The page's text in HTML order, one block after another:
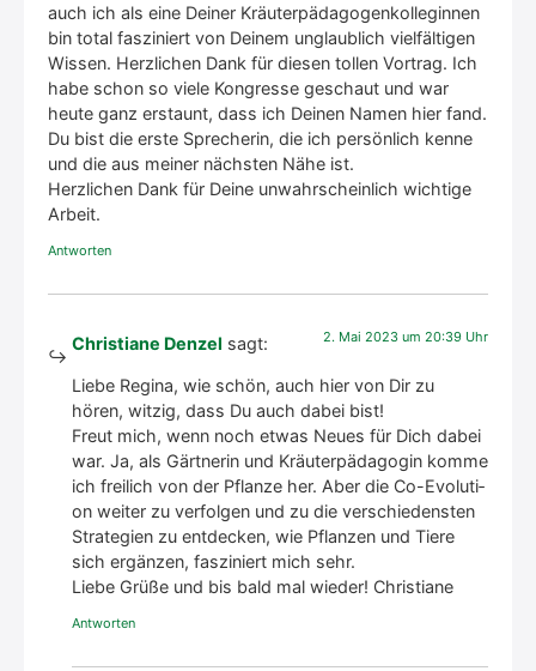
auch ich als eine Dei­ner Kräu­ter­päd­ago­gen­kol­le­gin­nen
bin total fas­zi­niert von Dei­nem unglaub­lich viel­fäl­ti­gen
Wis­sen. Herz­li­chen Dank für die­sen tol­len Vor­trag. Ich
habe schon so vie­le Kon­gres­se geschaut und war
heu­te ganz erstaunt, dass ich Dei­nen Namen hier fand.
Du bist die ers­te Spre­che­rin, die ich per­sön­lich ken­ne
und die aus mei­ner nächs­ten Nähe ist.
Herz­li­chen Dank für Dei­ne unwahr­schein­lich wich­ti­ge
Arbeit.
Antworten
Christiane Denzel sagt: 2. Mai 2023 um 20:39 Uhr
Lie­be Regi­na, wie schön, auch hier von Dir zu
hören, wit­zig, dass Du auch dabei bist!
Freut mich, wenn noch etwas Neu­es für Dich dabei
war. Ja, als Gärt­ne­rin und Kräu­ter­päd­ago­gin kom­me
ich frei­lich von der Pflan­ze her. Aber die Co-Evo­lu­ti­
on wei­ter zu ver­fol­gen und zu die ver­schie­dens­ten
Stra­te­gien zu ent­de­cken, wie Pflan­zen und Tie­re
sich ergän­zen, fas­zi­niert mich sehr.
Lie­be Grü­ße und bis bald mal wie­der! Chris­tia­ne
Antworten